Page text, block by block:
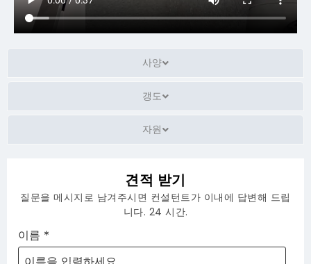
사양
갱도
자원
견적 받기
질문을 메시지로 남겨주시면 컨설턴트가 이내에 답변해 드립
니다. 24 시간.
이름 *